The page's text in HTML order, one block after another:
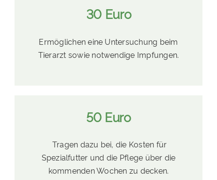
30 Euro
Ermöglichen eine Untersuchung beim
Tierarzt sowie notwendige Impfungen.
50 Euro
Tragen dazu bei, die Kosten für
Spezialfutter und die Pflege über die
kommenden Wochen zu decken.